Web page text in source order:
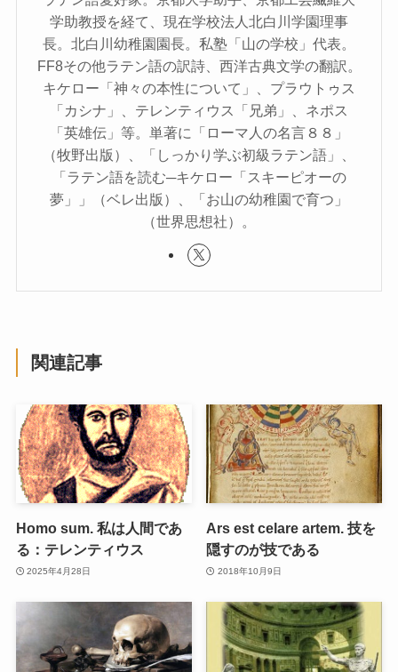
学助教授を経て、現在学校法人北白川学園理事
長。北白川幼稚園園長。私塾「山の学校」代表。
FF8その他ラテン語の訳詩、西洋古典文学の翻訳。
キケロー「神々の本性について」、プラウトゥス
「カシナ」、テレンティウス「兄弟」、ネポス
「英雄伝」等。単著に「ローマ人の名言８８」
（牧野出版）、「しっかり学ぶ初級ラテン語」、
「ラテン語を読む─キケロー「スキーピオーの
夢」」（ベレ出版）、「お山の幼稚園で育つ」
（世界思想社）。
関連記事
Homo sum. 私は人間であ
る：テレンティウス
2025年4月28日
Ars est celare artem. 技を
隠すのが技である
2018年10月9日